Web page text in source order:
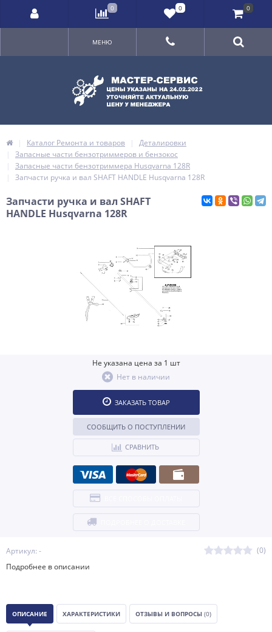
МЕНЮ
Каталог Ремонта и товаров
Деталировки
Запасные части бензотриммеров и бензокос
Запасные части бензотриммера Husqvarna 128R
Запчасти ручка и вал SHAFT HANDLE Husqvarna 128R
Запчасти ручка и вал SHAFT
HANDLE Husqvarna 128R
Артикул: -
(0)
Подробнее в описании
Не указана цена за 1 шт
Нет в наличии
ЗАКАЗАТЬ ТОВАР
СООБЩИТЬ О ПОСТУПЛЕНИИ
СРАВНИТЬ
ОПИСАНИЕ ХАРАКТЕРИСТИКИ ОТЗЫВЫ И ВОПРОСЫ (0)
0 0 0